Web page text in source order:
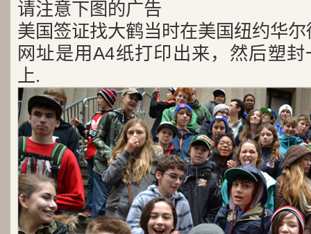
请注意下图的广告
美国签证找大鹤当时在美国纽约华
网址是用A4纸打印出来，然后塑
上.